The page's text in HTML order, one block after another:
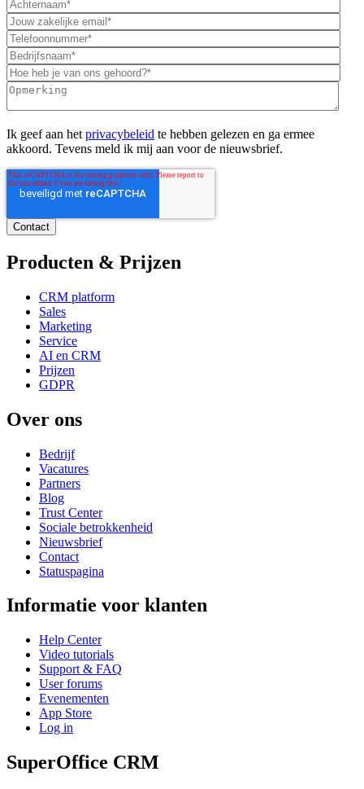
Ik geef aan het privacybeleid te hebben gelezen en ga ermee
akkoord. Tevens meld ik mij aan voor de nieuwsbrief.
Producten & Prijzen
CRM platform
Sales
Marketing
Service
AI en CRM
Prijzen
GDPR
Over ons
Bedrijf
Vacatures
Partners
Blog
Trust Center
Sociale betrokkenheid
Nieuwsbrief
Contact
Statuspagina
Informatie voor klanten
Help Center
Video tutorials
Support & FAQ
User forums
Evenementen
App Store
Log in
SuperOffice CRM